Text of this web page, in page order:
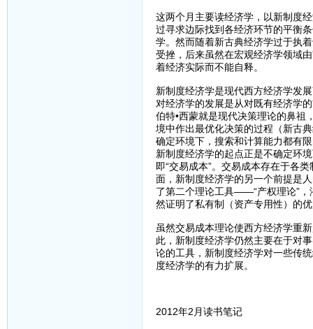
这两个月主要读经济学，以新制度
过寻求边际找到各经济环节的平衡
学。然而随着新古典经济学过于执
受挫，后来虽然在宏观经济学领域
着经济实际而不能自释。
新制度经济学是现代西方经济学发
对经济学的发展是从对既有经济学
伯特•西蒙就是现代决策理论的鼻祖
境中作出最优化决策的过程（新古
确定环境下，搜索和计算能力都有
新制度经济学的起点正是不确定环
即“交易成本”。交易成本存在于各
面，新制度经济学的另一个前提是
了第二个理论工具——“产权理论”，
然证明了私有制（资产专用性）的
虽然交易成本理论使西方经济学重
此，新制度经济学仍然主要在于对
论的工具，新制度经济学对一些传
度经济学的有力扩展。
2012年2月读书笔记